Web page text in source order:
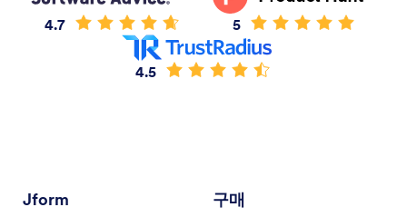
4.7 5
4.5
Jform 구매